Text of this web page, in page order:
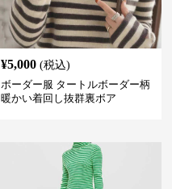
¥5,000 (税込)
ボーダー服 タートルボーダー柄
暖かい着回し抜群裏ボア